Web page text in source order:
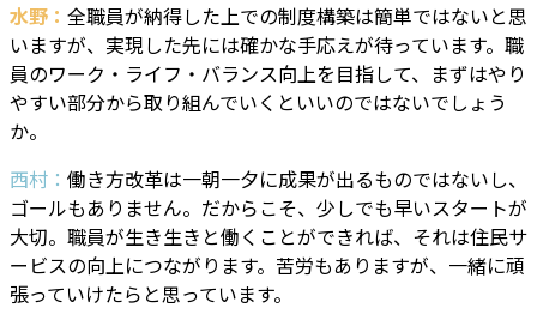
水野： 全職員が納得した上での制度構築は簡単ではないと思
いますが、実現した先には確かな手応えが待っています。職
員のワーク・ライフ・バランス向上を目指して、まずはやり
やすい部分から取り組んでいくといいのではないでしょう
か。
西村： 働き方改革は一朝一夕に成果が出るものではないし、
ゴールもありません。だからこそ、少しでも早いスタートが
大切。職員が生き生きと働くことができれば、それは住民サ
ービスの向上につながります。苦労もありますが、一緒に頑
張っていけたらと思っています。